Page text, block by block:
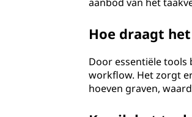
Hoe draagt
Door essentiële
workflow. Het zorgt
hoeven graven,